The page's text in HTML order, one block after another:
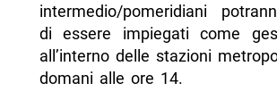
intermedio/pomeridiani
di essere impiegati come
all’interno delle stazioni
domani alle ore 14.